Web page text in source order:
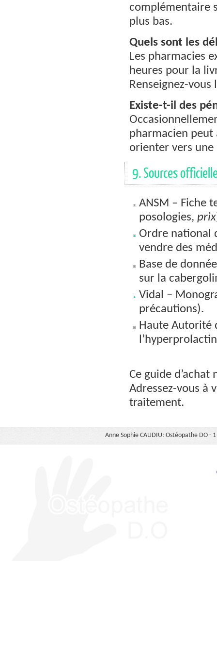
complémentaire
plus bas.
Quels sont les
Les pharmacies
heures pour la
Renseignez-
Existe-t-il des
pharmacien peut
orienter vers
9. Sources
ANSM – Fiche
posologies, prix
Ordre national
vendre des
Base de
sur la
Vidal –
précautions).
Haute Autorité
Ce guide d’achat
Adressez-vous à
traitement.
Anne Sophie CAUDIU: Ostéopathe DO -